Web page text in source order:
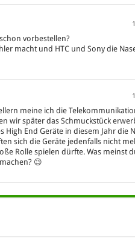
vorbestellen?
macht und HTC und Sony die
meine ich die
wir später das Schmuckstück
High End Geräte in diesem Jahr die
sich die Geräte jedenfalls nicht
Rolle spielen dürfte. Was meinst
😉